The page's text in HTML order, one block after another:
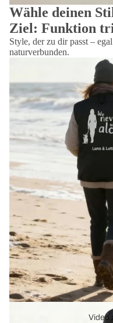
Wähle deinen
Ziel: Funktion
Style, der zu dir passt –
naturverbunden.
Video